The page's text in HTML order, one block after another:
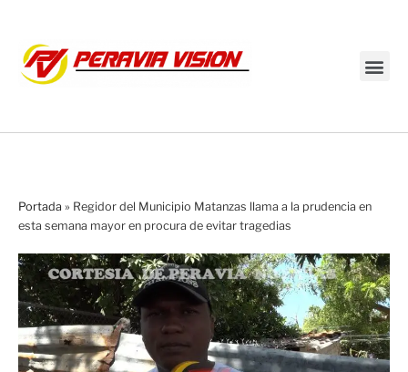
Portada » Regidor del Municipio Matanzas llama a la prudencia en
esta semana mayor en procura de evitar tragedias